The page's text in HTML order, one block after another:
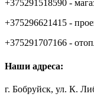
+375291518590 -
+375296621415 -
+375291707166 -
Наши адреса:
г. Бобруйск, ул. К.